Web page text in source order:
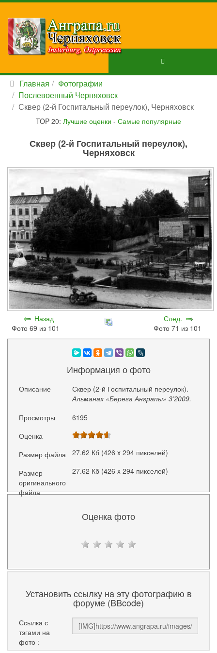
Главная
Фотографии
Послевоенный Черняховск
Сквер (2-й Госпитальный переулок), Черняховск
TOP 20: Лучшие оценки - Самые популярные
Сквер (2-й Госпитальный переулок),
Черняховск
Назад
Фото 69 из 101
След.
Фото 71 из 101
Информация о фото
Описание
Сквер (2-й Госпитальный переулок).
Альманах «Берега Анграпы» 3’2009.
Просмотры
6195
Оценка
Размер файла
27.62 Кб (426 x 294 пикселей)
Размер
оригинального
файла
27.62 Кб (426 x 294 пикселей)
Оценка фото
Установить ссылку на эту фотографию в
форуме (BBcode)
Ссылка с
тэгами на
фото :